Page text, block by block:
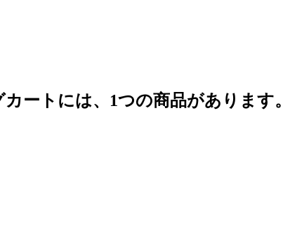
ートには、1つの商品があります。